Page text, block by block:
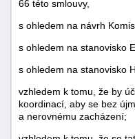
66 této smlouvy,
s ohledem na návrh
s ohledem na stanovisko
s ohledem na stanovisko
vzhledem k tomu, že by
koordinací, aby se bez
a nerovnému zacházení;